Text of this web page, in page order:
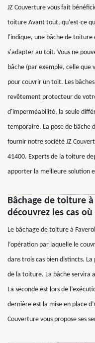
JZ Couverture vous fait
toiture Avant tout, qu’est-ce
l'indique, une bâche de
s'adapter au toit. Vous ne
bâche (par exemple, celle que
pour couvrir un toit. Les
revêtement protecteur de
d'imperméabilité, la seule
temporaire. La pose de bâche
fournir notre société JZ
41400. Experts de la toiture
apporter la meilleure solution
Bâchage de toiture
découvrez les cas
Le bâchage de toiture à
l’opération par laquelle le
dans trois cas bien distincts.
de la toiture. La bâche servira
La seconde est lors de
dernière est la mise en place
Couverture vous propose ses